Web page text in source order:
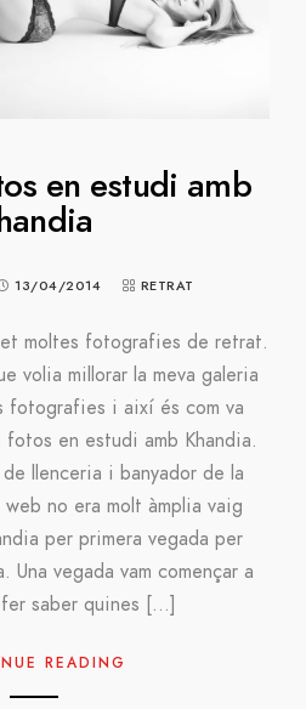
en estudi amb
13/04/2014 RETRAT
moltes fotografies de retrat.
volia millorar la meva galeria
fotografies i així és com va
en estudi amb Khandia.
llenceria i banyador de la
no era molt àmplia vaig
per primera vegada per
Una vegada vam començar a
saber quines […]
READING